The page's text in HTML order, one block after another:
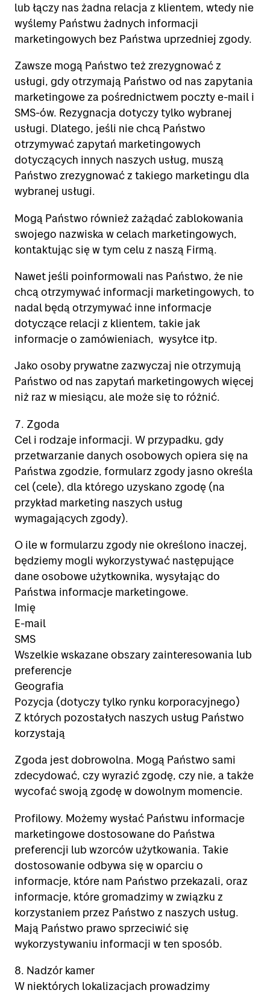
lub łączy nas żadna relacja z klientem, wtedy nie
wyślemy Państwu żadnych informacji
marketingowych bez Państwa uprzedniej zgody.
Zawsze mogą Państwo też zrezygnować z
usługi, gdy otrzymają Państwo od nas zapytania
marketingowe za pośrednictwem poczty e-mail i
SMS-ów. Rezygnacja dotyczy tylko wybranej
usługi. Dlatego, jeśli nie chcą Państwo
otrzymywać zapytań marketingowych
dotyczących innych naszych usług, muszą
Państwo zrezygnować z takiego marketingu dla
wybranej usługi.
Mogą Państwo również zażądać zablokowania
swojego nazwiska w celach marketingowych,
kontaktując się w tym celu z naszą Firmą.
Nawet jeśli poinformowali nas Państwo, że nie
chcą otrzymywać informacji marketingowych, to
nadal będą otrzymywać inne informacje
dotyczące relacji z klientem, takie jak
informacje o zamówieniach, wysyłce itp.
Jako osoby prywatne zazwyczaj nie otrzymują
Państwo od nas zapytań marketingowych więcej
niż raz w miesiącu, ale może się to różnić.
7. Zgoda
Cel i rodzaje informacji. W przypadku, gdy
przetwarzanie danych osobowych opiera się na
Państwa zgodzie, formularz zgody jasno określa
cel (cele), dla którego uzyskano zgodę (na
przykład marketing naszych usług
wymagających zgody).
O ile w formularzu zgody nie określono inaczej,
będziemy mogli wykorzystywać następujące
dane osobowe użytkownika, wysyłając do
Państwa informacje marketingowe.
Imię
E-mail
SMS
Wszelkie wskazane obszary zainteresowania lub
preferencje
Geografia
Pozycja (dotyczy tylko rynku korporacyjnego)
Z których pozostałych naszych usług Państwo
korzystają
Zgoda jest dobrowolna. Mogą Państwo sami
zdecydować, czy wyrazić zgodę, czy nie, a także
wycofać swoją zgodę w dowolnym momencie.
Profilowy. Możemy wysłać Państwu informacje
marketingowe dostosowane do Państwa
preferencji lub wzorców użytkowania. Takie
dostosowanie odbywa się w oparciu o
informacje, które nam Państwo przekazali, oraz
informacje, które gromadzimy w związku z
korzystaniem przez Państwo z naszych usług.
Mają Państwo prawo sprzeciwić się
wykorzystywaniu informacji w ten sposób.
8. Nadzór kamer
W niektórych lokalizacjach prowadzimy